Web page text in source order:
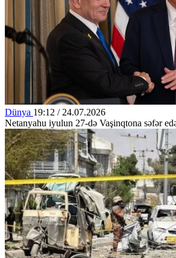
Dünya 19:12 / 24.07.2026
Netanyahu iyulun 27-də Vaşinqtona səfər